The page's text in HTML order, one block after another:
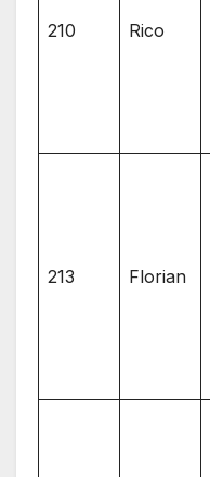
210 Rico
213 Florian